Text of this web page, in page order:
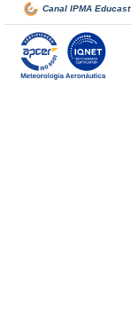
Canal IPMA Educast